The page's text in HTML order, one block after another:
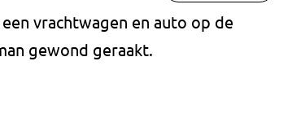
vrachtwagen en auto op de
gewond geraakt.